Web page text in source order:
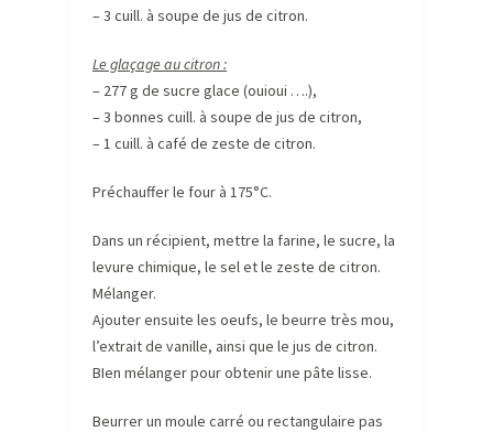
– 3 cuill. à soupe de jus de citron.
Le glaçage au citron :
– 277 g de sucre glace (ouioui ….),
– 3 bonnes cuill. à soupe de jus de citron,
– 1 cuill. à café de zeste de citron.
Préchauffer le four à 175°C.
Dans un récipient, mettre la farine, le sucre, la
levure chimique, le sel et le zeste de citron.
Mélanger.
Ajouter ensuite les oeufs, le beurre très mou,
l’extrait de vanille, ainsi que le jus de citron.
BIen mélanger pour obtenir une pâte lisse.
Beurrer un moule carré ou rectangulaire pas